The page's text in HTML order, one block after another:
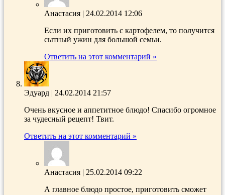
Анастасия | 24.02.2014 12:06
Если их приготовить с картофелем, то получится
сытный ужин для большой семьи.
Ответить на этот комментарий »
Эдуард | 24.02.2014 21:57
Очень вкусное и аппетитное блюдо! Спасибо огромное
за чудесный рецепт! Твит.
Ответить на этот комментарий »
Анастасия | 25.02.2014 09:22
А главное блюдо простое, приготовить сможет